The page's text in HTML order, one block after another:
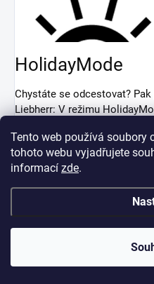
Tento web používá soubory
tohoto webu vyjadřujete
informací zde.
HolidayMode
Chystáte se odcestovat?
Liebherr: V režimu
Šetří se tak elektřina a
zápachu. Mrazicí oddíl
Chcete, aby vaše chladnička